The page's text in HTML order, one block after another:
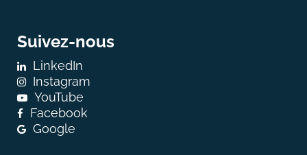
Suivez-nous
LinkedIn
Instagram
YouTube
Facebook
Google